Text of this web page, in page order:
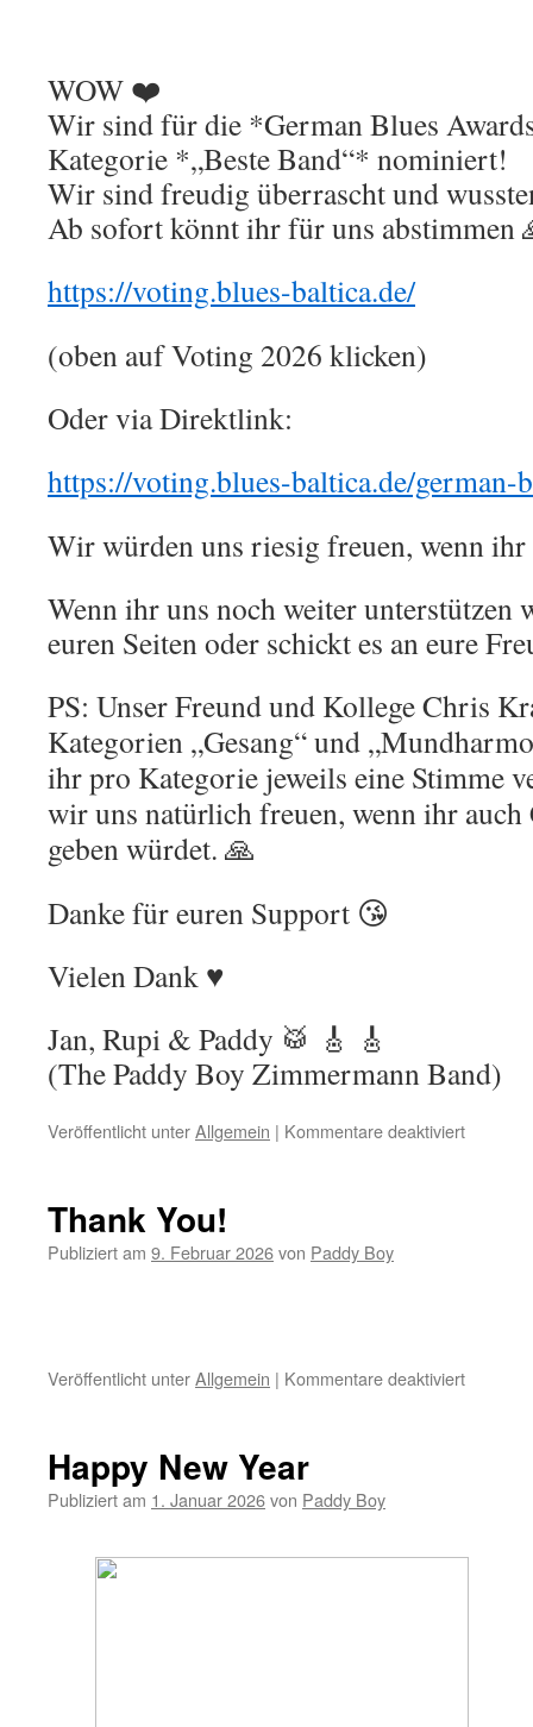
WOW ❤️
Wir sind für die *German Blues
Kategorie *„Beste Band“* nominiert!
Wir sind freudig überrascht und
Ab sofort könnt ihr für uns abstimmen
https://voting.blues-baltica.de/
(oben auf Voting 2026 klicken)
Oder via Direktlink:
https://voting.blues-baltica.de/german-
Wir würden uns riesig freuen, wenn
Wenn ihr uns noch weiter unterstützen
euren Seiten oder schickt es an eure
PS: Unser Freund und Kollege Chris
Kategorien „Gesang“ und
ihr pro Kategorie jeweils eine Stimme
wir uns natürlich freuen, wenn ihr
geben würdet. 🙏
Danke für euren Support 😘
Vielen Dank ♥️
Jan, Rupi & Paddy 🥁 🎸 🎸
(The Paddy Boy Zimmermann Band)
Veröffentlicht unterAllgemein | Kommentare deaktiviert
Thank You!
Publiziert am 9. Februar 2026von Paddy Boy
Veröffentlicht unterAllgemein | Kommentare deaktiviert
Happy New Year
Publiziert am 1. Januar 2026von Paddy Boy